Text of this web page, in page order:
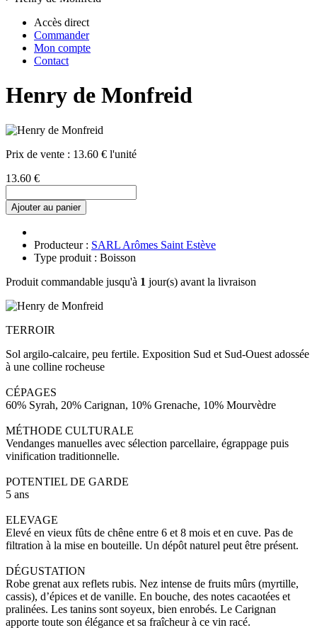
Accès direct
Commander
Mon compte
Contact
Henry de Monfreid
Prix de vente : 13.60 € l'unité
13.60 €
Ajouter au panier
Producteur : SARL Arômes Saint Estève
Type produit : Boisson
Produit commandable jusqu'à 1 jour(s) avant la livraison
TERROIR
Sol argilo-calcaire, peu fertile. Exposition Sud et Sud-Ouest adossée
à une colline rocheuse
CÉPAGES
60% Syrah, 20% Carignan, 10% Grenache, 10% Mourvèdre
MÉTHODE CULTURALE
Vendanges manuelles avec sélection parcellaire, égrappage puis
vinification traditionnelle.
POTENTIEL DE GARDE
5 ans
ELEVAGE
Elevé en vieux fûts de chêne entre 6 et 8 mois et en cuve. Pas de
filtration à la mise en bouteille. Un dépôt naturel peut être présent.
DÉGUSTATION
Robe grenat aux reflets rubis. Nez intense de fruits mûrs (myrtille,
cassis), d’épices et de vanille. En bouche, des notes cacaotées et
pralinées. Les tanins sont soyeux, bien enrobés. Le Carignan
apporte toute son élégance et sa fraîcheur à ce vin racé.